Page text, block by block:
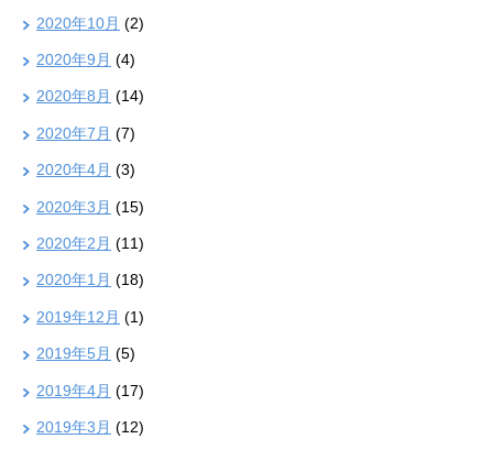
2020年10月 (2)
2020年9月 (4)
2020年8月 (14)
2020年7月 (7)
2020年4月 (3)
2020年3月 (15)
2020年2月 (11)
2020年1月 (18)
2019年12月 (1)
2019年5月 (5)
2019年4月 (17)
2019年3月 (12)